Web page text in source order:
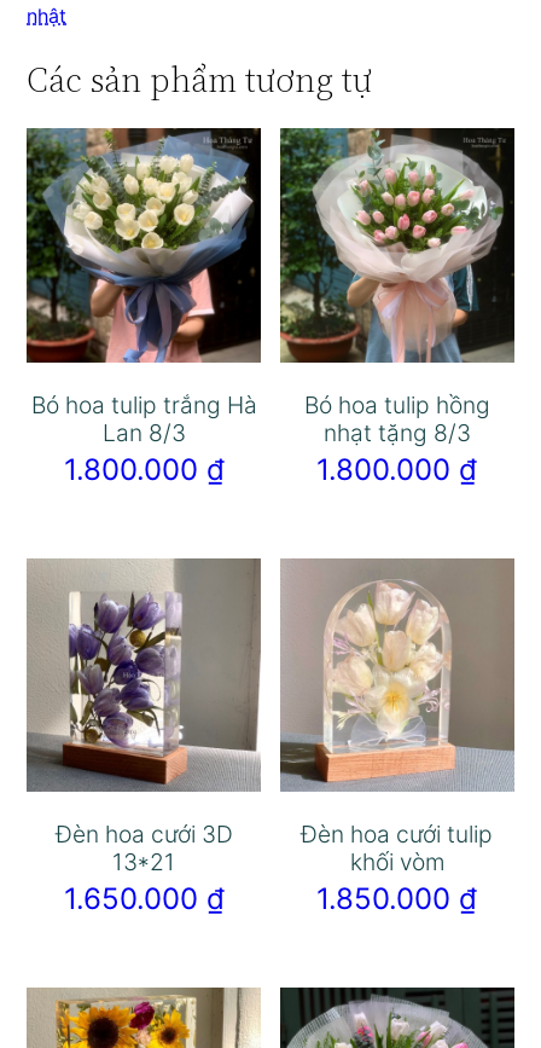
nhật
Các sản phẩm tương tự
Bó hoa tulip trắng Hà
Lan 8/3
1.800.000 ₫
Bó hoa tulip hồng
nhạt tặng 8/3
1.800.000 ₫
Đèn hoa cưới 3D
13*21
1.650.000 ₫
Đèn hoa cưới tulip
khối vòm
1.850.000 ₫